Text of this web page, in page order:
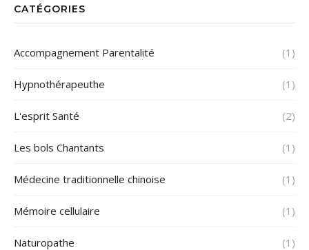
CATÉGORIES
Accompagnement Parentalité (1)
Hypnothérapeuthe (1)
L'esprit Santé (2)
Les bols Chantants (1)
Médecine traditionnelle chinoise (1)
Mémoire cellulaire (1)
Naturopathe (1)